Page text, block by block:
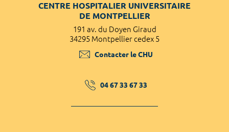
CENTRE HOSPITALIER UNIVERSITAIRE
DE MONTPELLIER
191 av. du Doyen Giraud
34295 Montpellier cedex 5
Contacter le CHU
04 67 33 67 33